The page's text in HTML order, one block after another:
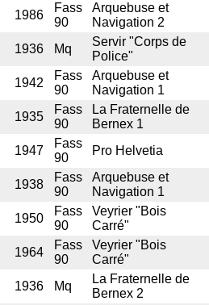
1986
Fass
90
Arquebuse et
Navigation 2
1936 Mq
Servir "Corps de
Police"
1942
Fass
90
Arquebuse et
Navigation 1
1935
Fass
90
La Fraternelle de
Bernex 1
1947
Fass
90
Pro Helvetia
1938
Fass
90
Arquebuse et
Navigation 1
1950
Fass
90
Veyrier "Bois
Carré"
1964
Fass
90
Veyrier "Bois
Carré"
1936 Mq
La Fraternelle de
Bernex 2